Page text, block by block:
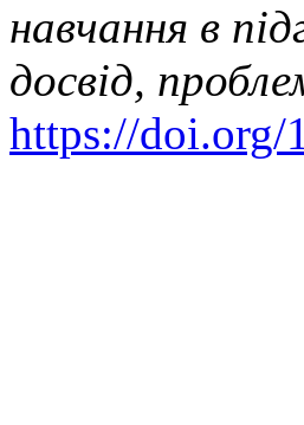
навчання в
досвід,
https://doi.org/